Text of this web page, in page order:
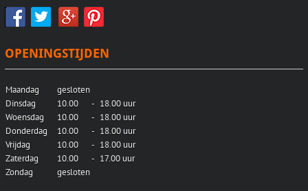
OPENINGSTIJDEN
Maandag
gesloten
Dinsdag
10.00 - 18.00 uur
Woensdag
10.00 - 18.00 uur
Donderdag
10.00 - 18.00 uur
Vrijdag
10.00 - 18.00 uur
Zaterdag
10.00 - 17.00 uur
Zondag
gesloten